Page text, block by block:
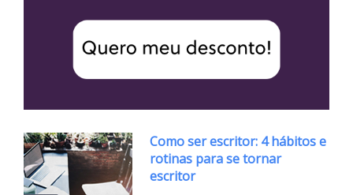
Como ser escritor: 4 hábitos e
rotinas para se tornar
escritor